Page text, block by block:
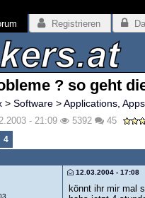
Registrieren
? so geht
> Software >Applications,
- 21:09 5392 45
4
12.03.2004 - 17:08
könnt ihr mir mal